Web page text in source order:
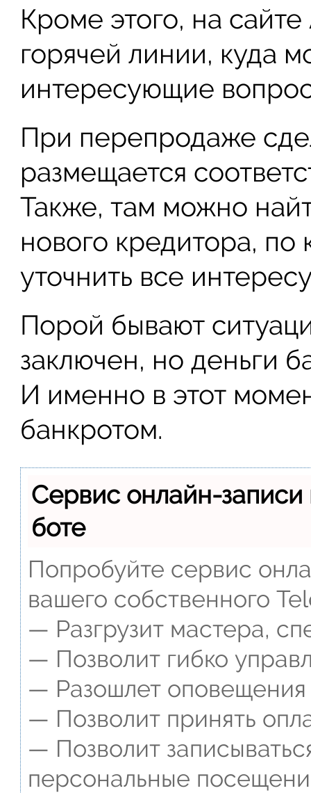
Кроме этого, на
горячей линии, куда
интересующие
При перепродаже
размещается
Также, там можно
нового кредитора,
уточнить все
Порой бывают
заключен, но деньги
И именно в этот
банкротом.
Сервис онлайн-
боте
Попробуйте сервис
вашего собственного
— Разгрузит мастера,
— Позволит гибко
— Разошлет оповещения
— Позволит принять
— Позволит
персональные